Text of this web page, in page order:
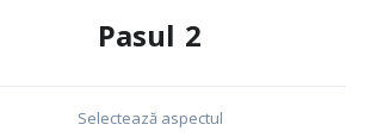
Pasul 2
Selectează aspectul